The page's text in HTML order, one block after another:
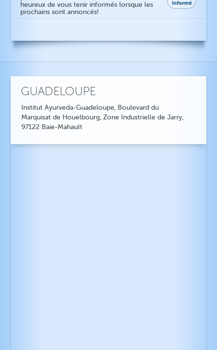
heureux de vous tenir informés lorsque les
prochains sont annoncés!
informé
GUADELOUPE
Institut Ayurveda-Guadeloupe, Boulevard du
Marquisat de Houelbourg, Zone Industrielle de Jarry,
97122 Baie-Mahault